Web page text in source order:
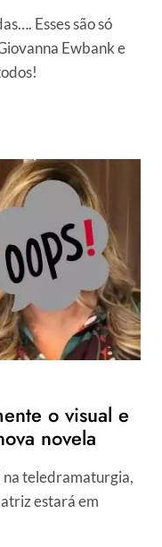
Esses são só
Ewbank e
o visual e
novela
teledramaturgia,
estará em